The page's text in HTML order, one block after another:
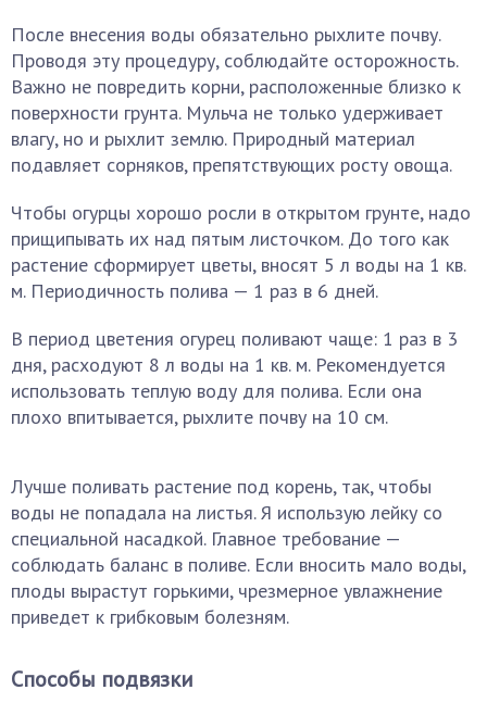
После внесения воды обязательно рыхлите почву.
Проводя эту процедуру, соблюдайте осторожность.
Важно не повредить корни, расположенные близко к
поверхности грунта. Мульча не только удерживает
влагу, но и рыхлит землю. Природный материал
подавляет сорняков, препятствующих росту овоща.
Чтобы огурцы хорошо росли в открытом грунте, надо
прищипывать их над пятым листочком. До того как
растение сформирует цветы, вносят 5 л воды на 1 кв.
м. Периодичность полива — 1 раз в 6 дней.
В период цветения огурец поливают чаще: 1 раз в 3
дня, расходуют 8 л воды на 1 кв. м. Рекомендуется
использовать теплую воду для полива. Если она
плохо впитывается, рыхлите почву на 10 см.
Лучше поливать растение под корень, так, чтобы
воды не попадала на листья. Я использую лейку со
специальной насадкой. Главное требование —
соблюдать баланс в поливе. Если вносить мало воды,
плоды вырастут горькими, чрезмерное увлажнение
приведет к грибковым болезням.
Способы подвязки